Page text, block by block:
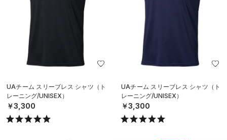
UAチーム スリーブレス シャツ（ト
レーニング/UNISEX）
￥3,300
UAチーム スリーブレス シャツ（ト
レーニング/UNISEX）
￥3,300